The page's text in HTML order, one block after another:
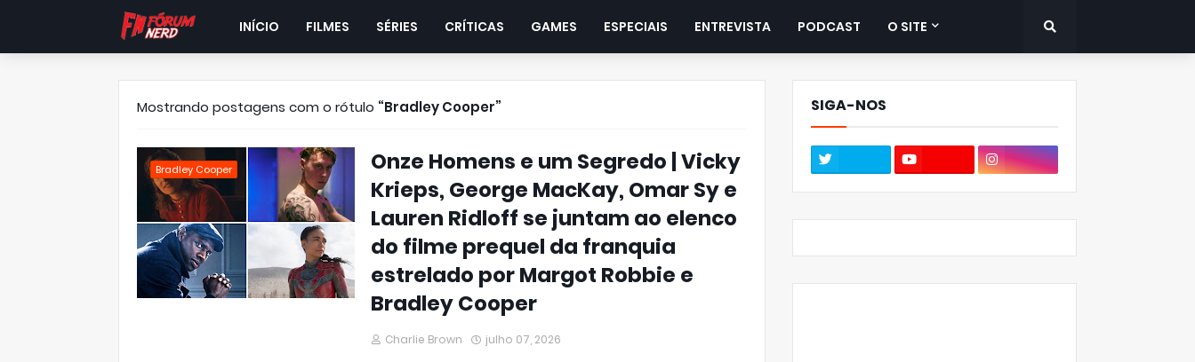
INÍCIO FILMES SÉRIES CRÍTICAS GAMES ESPECIAIS ENTREVISTA PODCAST O SITE
Mostrando postagens com o rótulo Bradley Cooper
Bradley Cooper
Onze Homens e um Segredo | Vicky
Krieps, George MacKay, Omar Sy e
Lauren Ridloff se juntam ao elenco
do filme prequel da franquia
estrelado por Margot Robbie e
Bradley Cooper
Charlie Brown julho 07, 2026
SIGA-NOS